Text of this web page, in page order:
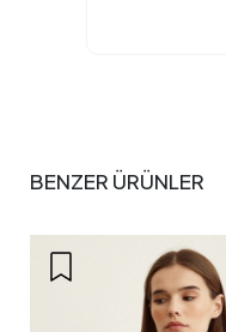
BENZER ÜRÜNLER